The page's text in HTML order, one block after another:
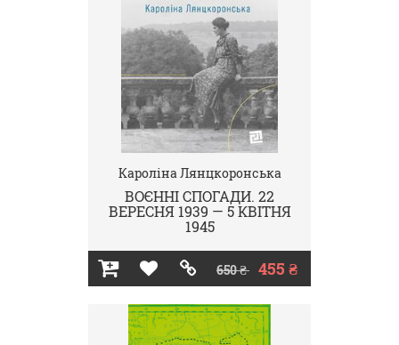
Кароліна Лянцкоронська
ВОЄННІ СПОГАДИ. 22
ВЕРЕСНЯ 1939 — 5 КВІТНЯ
1945
650 ₴ 455 ₴